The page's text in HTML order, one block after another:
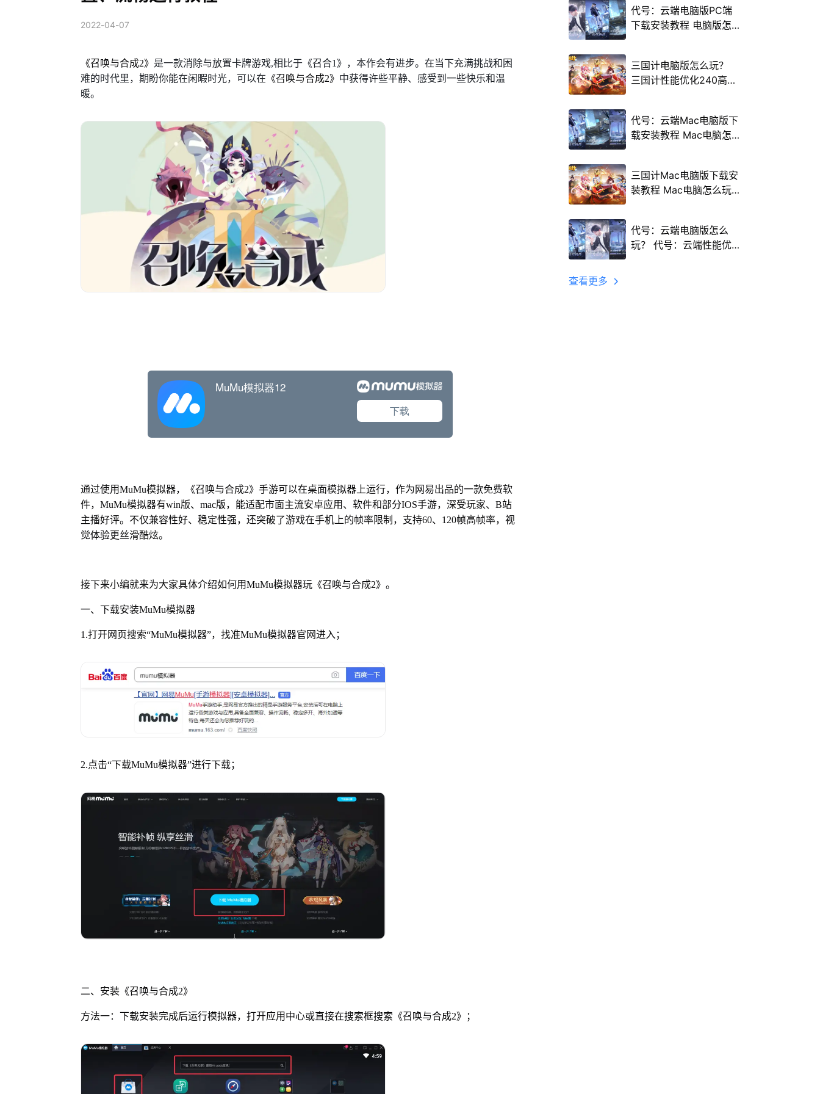
2022-04-07
《召唤与合成2》 是一款消除与放置卡牌游戏,相比于《召合1》，本作会有进步。在当下充满挑战和困
难的时代里，期盼你能在闲暇时光，可以在 《召唤与合成2》 中获得许些平静、感受到一些快乐和温
暖。
通过使用MuMu模拟器，《召唤与合成2》手游可以在桌面模拟器上运行，作为网易出品的一款免费软
件，MuMu模拟器有win版、mac版，能适配市面主流安卓应用、软件和部分IOS手游，深受玩家、B站
主播好评。不仅兼容性好、稳定性强，还突破了游戏在手机上的帧率限制，支持60、120帧高帧率，视
觉体验更丝滑酷炫。
接下来小编就来为大家具体介绍如何用MuMu模拟器玩《召唤与合成2》。
一、下载安装MuMu模拟器
1.打开网页搜索“MuMu模拟器”，找准MuMu模拟器官网进入；
2.点击“下载MuMu模拟器”进行下载；
二、安装《召唤与合成2》
方法一：下载安装完成后运行模拟器，打开应用中心或直接在搜索框搜索《召唤与合成2》；
代号：云端电脑版PC端
下载安装教程 电脑版怎
三国计电脑版怎么玩？
三国计性能优化240高帧
代号：云端Mac电脑版下
载安装教程 Mac电脑怎
三国计Mac电脑版下载安
装教程 Mac电脑怎么玩
代号：云端电脑版怎么
玩？ 代号：云端性能优
查看更多